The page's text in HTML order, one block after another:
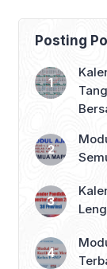
Posting